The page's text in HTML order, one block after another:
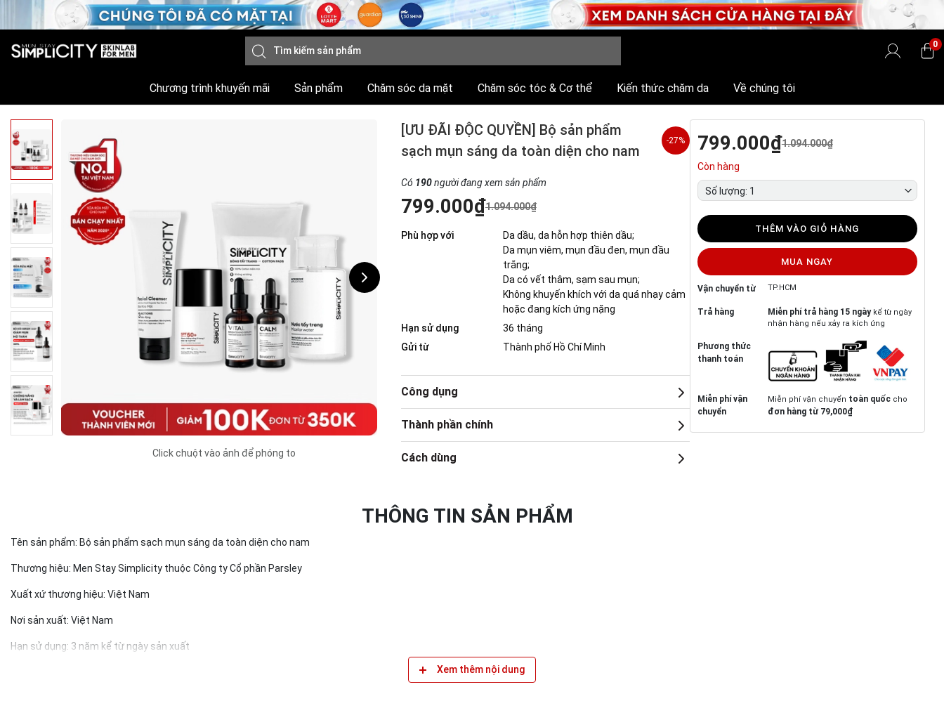
0
Chương trình khuyến mãi Sản phẩm Chăm sóc da mặt Chăm sóc tóc & Cơ thể Kiến thức chăm da Về chúng tôi
Click chuột vào ảnh để phóng to
[ƯU ĐÃI ĐỘC QUYỀN] Bộ sản phẩm
sạch mụn sáng da toàn diện cho nam
-27%
Có 190người đang xem sản phẩm
799.000₫1.094.000₫
Phù hợp với
Da dầu, da hỗn hợp thiên dầu;
Da mụn viêm, mụn đầu đen, mụn đầu
trắng;
Da có vết thâm, sạm sau mụn;
Không khuyến khích với da quá nhạy cảm
hoặc đang kích ứng nặng
Hạn sử dụng
36 tháng
Gửi từ
Thành phố Hồ Chí Minh
Công dụng
Thành phần chính
Cách dùng
799.000₫1.094.000₫
Còn hàng
Số lượng: 1
THÊM VÀO GIỎ HÀNG
MUA NGAY
Vận chuyển từ TP.HCM
Trả hàng Miễn phí trả hàng 15 ngàykể từ ngày
nhận hàng nếu xảy ra kích ứng
Phương thức
thanh toán
Miễn phí vận
chuyển
Miễn phí vận chuyển toàn quốc cho
đơn hàng từ 79,000₫
THÔNG TIN SẢN PHẨM
Tên sản phẩm: Bộ sản phẩm sạch mụn sáng da toàn diện cho nam
Thương hiệu: Men Stay Simplicity thuộc Công ty Cổ phần Parsley
Xuất xứ thương hiệu: Việt Nam
Nơi sản xuất: Việt Nam
Hạn sử dụng: 3 năm kể từ ngày sản xuất
Xem thêm nội dung